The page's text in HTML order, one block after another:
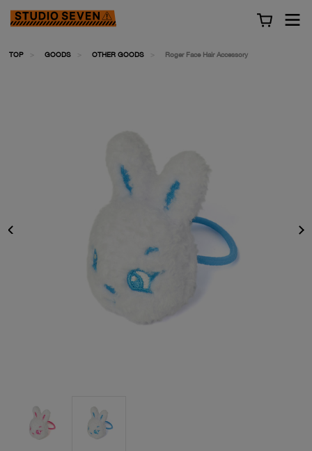
TOP GOODS OTHER GOODS Roger Face Hair Accessory